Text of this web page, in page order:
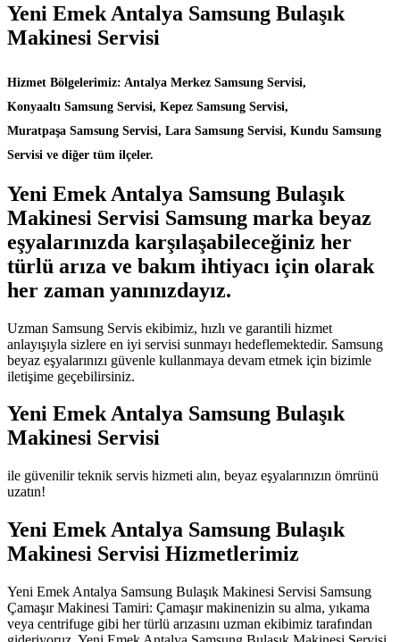
Yeni Emek Antalya Samsung Bulaşık
Makinesi Servisi
Hizmet Bölgelerimiz: Antalya Merkez Samsung Servisi,
Konyaaltı Samsung Servisi, Kepez Samsung Servisi,
Muratpaşa Samsung Servisi, Lara Samsung Servisi, Kundu Samsung
Servisi ve diğer tüm ilçeler.
Yeni Emek Antalya Samsung Bulaşık
Makinesi Servisi Samsung marka beyaz
eşyalarınızda karşılaşabileceğiniz her
türlü arıza ve bakım ihtiyacı için olarak
her zaman yanınızdayız.
Uzman Samsung Servis ekibimiz, hızlı ve garantili hizmet
anlayışıyla sizlere en iyi servisi sunmayı hedeflemektedir. Samsung
beyaz eşyalarınızı güvenle kullanmaya devam etmek için bizimle
iletişime geçebilirsiniz.
Yeni Emek Antalya Samsung Bulaşık
Makinesi Servisi
ile güvenilir teknik servis hizmeti alın, beyaz eşyalarınızın ömrünü
uzatın!
Yeni Emek Antalya Samsung Bulaşık
Makinesi Servisi Hizmetlerimiz
Yeni Emek Antalya Samsung Bulaşık Makinesi Servisi Samsung
Çamaşır Makinesi Tamiri: Çamaşır makinenizin su alma, yıkama
veya centrifuge gibi her türlü arızasını uzman ekibimiz tarafından